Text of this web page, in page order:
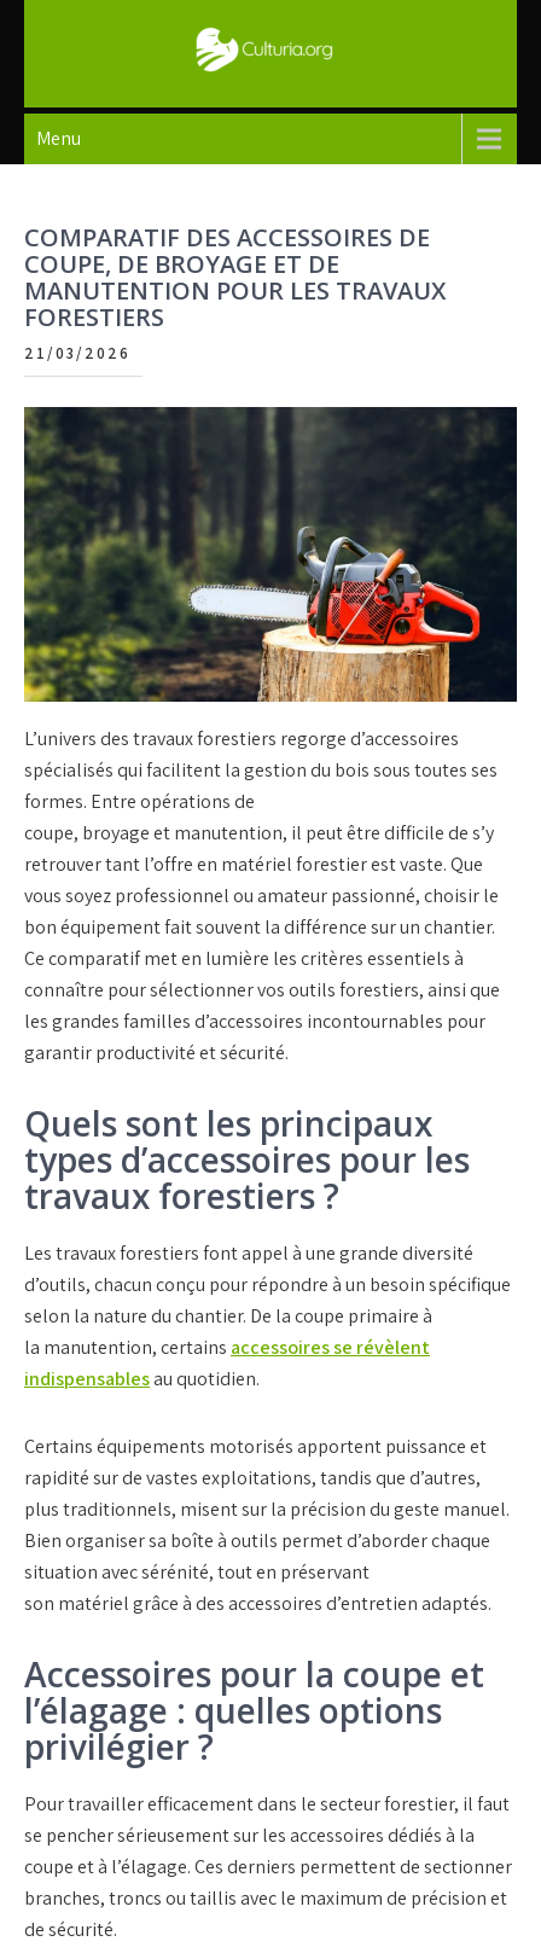
Culturia
Menu
COMPARATIF DES ACCESSOIRES DE
COUPE, DE BROYAGE ET DE
MANUTENTION POUR LES TRAVAUX
FORESTIERS
21/03/2026
L’univers destravaux forestiers regorge d’accessoires
spécialisésqui facilitent la gestion du bois sous toutes ses
formes. Entreopérations de
coupe, broyageetmanutention, il peut être difficile de s’y
retrouver tant l’offre en matériel forestierest vaste. Que
vous soyez professionnel ou amateur passionné, choisir le
bon équipement fait souvent la différence sur un chantier.
Ce comparatif met en lumière les critères essentiels à
connaître pour sélectionner vosoutils forestiers, ainsi que
les grandes familles d’accessoires incontournables pour
garantir productivité et sécurité.
Quels sont les principaux
types d’accessoires pour les
travaux forestiers ?
Lestravaux forestiersfont appel à une grande diversité
d’outils, chacun conçu pour répondre à un besoin spécifique
selon la nature du chantier. De lacoupe primaireà
la manutention, certains accessoiresse révèlent
indispensablesau quotidien.
Certainséquipements motorisésapportent puissance et
rapidité sur de vastes exploitations, tandis que d’autres,
plus traditionnels, misent sur la précision du geste manuel.
Bien organiser sa boîte à outils permet d’aborder chaque
situation avec sérénité, tout en préservant
son matérielgrâce à desaccessoires d’entretien adaptés.
Accessoires pour la coupe et
l’élagage : quelles options
privilégier ?
Pour travailler efficacement dans le secteur forestier, il faut
se pencher sérieusement sur lesaccessoires dédiés à la
coupeet à l’élagage. Ces derniers permettent de sectionner
branches, troncs ou taillis avec le maximum de précision et
de sécurité.